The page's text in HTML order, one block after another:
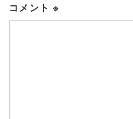
コメント ※